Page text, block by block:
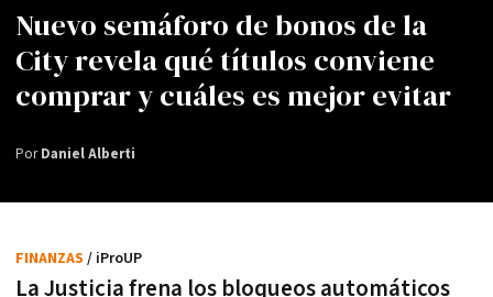
Nuevo semáforo de bonos de la
City revela qué títulos conviene
comprar y cuáles es mejor evitar
PorDaniel Alberti
La Justicia frena los bloqueos automáticos
FINANZAS / iProUP